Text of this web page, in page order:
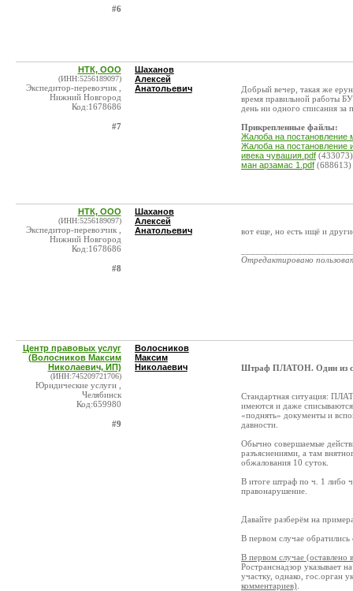
#6
НТК, ООО
(ИНН:5256189097)
Экспедитор-перевозчик ,
Нижний Новгород
Код:1678686
#7
Шаханов
Алексей
Анатольевич
Добрый вечер, такая же
время правильной работы
день ни одного списания за
Прикрепленные файлы:
Жалоба на постановление
Жалоба на постановление
ивека чувашия.pdf (433073)
ман арзамас 1.pdf (688613)
НТК, ООО
(ИНН:5256189097)
Экспедитор-перевозчик ,
Нижний Новгород
Код:1678686
#8
Шаханов
Алексей
Анатольевич
вот еще, но есть ищё и
Отредактировано
Центр правовых услуг
(Волосников Максим
Николаевич, ИП)
(ИНН:745209721706)
Юридические услуги ,
Челябинск
Код:659980
#9
Волосников
Максим
Николаевич
Штраф ПЛАТОН. Один из
Стандартная ситуация:
имеются и даже
«поднять» документы и
давности.
Обычно совершаемые
разъяснениями, а там
обжалования 10 суток.
В итоге штраф по ч. 1 либо
правонарушение.
Давайте разберём на
В первом случае
В первом случае (оставлено
Ространснадзор указывает
участку, однако, гос.орган
комментариев)